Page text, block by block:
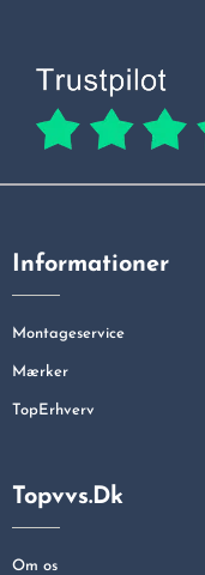
Informationer
Montageservice
Mærker
TopErhverv
Topvvs.dk
Om os